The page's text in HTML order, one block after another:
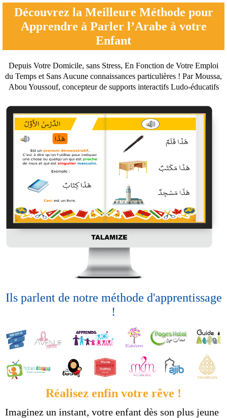
Découvrez la Meilleure Méthode pour
Apprendre à Parler l’Arabe à votre
Enfant
Depuis Votre Domicile, sans Stress, En Fonction de Votre Emploi
du Temps et Sans Aucune connaissances particulières ! Par Moussa,
Abou Youssouf, concepteur de supports interactifs Ludo-éducatifs
Ils parlent de notre méthode d'apprentissage
!
Réalisez enfin votre rêve !
Imaginez un instant, votre enfant dès son plus jeune